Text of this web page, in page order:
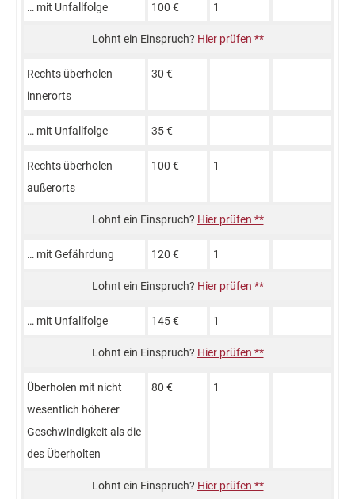
… mit Unfall­folge 100 € 1
Hier prüfen **
Rechts über­holen
inner­orts
30 €
… mit Unfall­folge 35 €
Rechts über­holen
außer­orts
100 € 1
Hier prüfen **
… mit Gefähr­dung 120 € 1
Hier prüfen **
… mit Unfall­folge 145 € 1
Hier prüfen **
Über­holen mit nicht
wesentlich höherer
Geschwin­digkeit als die
des Überhol­ten
80 € 1
Hier prüfen **